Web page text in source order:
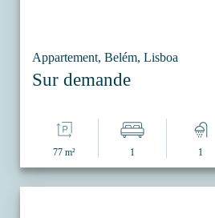
Appartement, Belém, Lisboa
Sur demande
77 m² 1 1